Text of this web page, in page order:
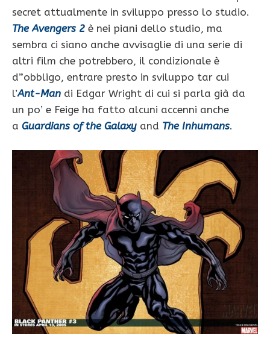
secret attualmente in sviluppo presso lo studio.
The Avengers 2 è nei piani dello studio, ma
sembra ci siano anche avvisaglie di una serie di
altri film che potrebbero, il condizionale è
d”obbligo, entrare presto in sviluppo tar cui
l’Ant-Man di Edgar Wright di cui si parla già da
un po’ e Feige ha fatto alcuni accenni anche
a Guardians of the Galaxy and The Inhumans.